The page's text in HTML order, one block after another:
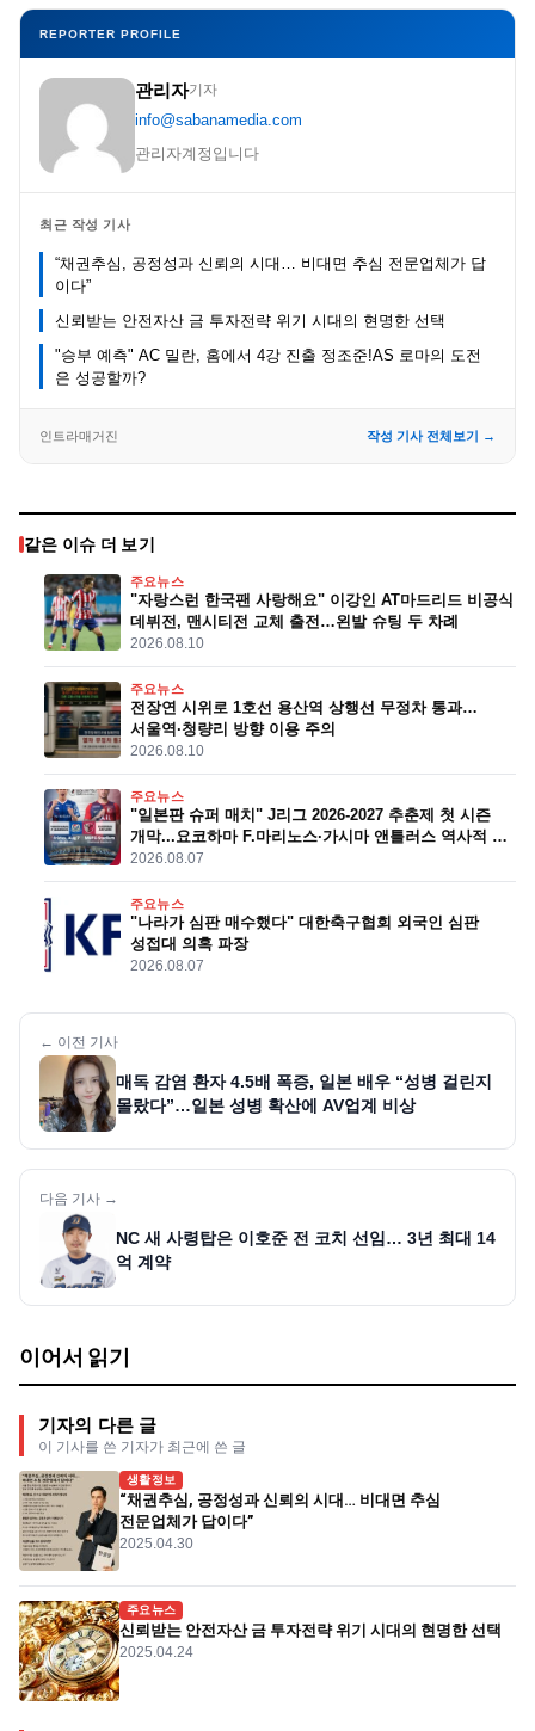
REPORTER PROFILE
관리자기자
info@sabanamedia.com
관리자계정입니다
최근 작성 기사
“채권추심, 공정성과 신뢰의 시대… 비대면 추심 전문업체가 답
이다”
신뢰받는 안전자산 금 투자전략 위기 시대의 현명한 선택
"승부 예측" AC 밀란, 홈에서 4강 진출 정조준!AS 로마의 도전
은 성공할까?
인트라매거진 작성 기사 전체보기 →
같은 이슈 더 보기
주요뉴스
"자랑스런 한국팬 사랑해요" 이강인 AT마드리드 비공식
데뷔전, 맨시티전 교체 출전…왼발 슈팅 두 차례
2026.08.10
주요뉴스
전장연 시위로 1호선 용산역 상행선 무정차 통과…
서울역·청량리 방향 이용 주의
2026.08.10
주요뉴스
"일본판 슈퍼 매치" J리그 2026-2027 추춘제 첫 시즌
개막...요코하마 F.마리노스·가시마 앤틀러스 역사적 첫
경기
2026.08.07
주요뉴스
"나라가 심판 매수했다" 대한축구협회 외국인 심판
성접대 의혹 파장
2026.08.07
← 이전 기사
매독 감염 환자 4.5배 폭증, 일본 배우 “성병 걸린지
몰랐다”…일본 성병 확산에 AV업계 비상
다음 기사 →
NC 새 사령탑은 이호준 전 코치 선임… 3년 최대 14
억 계약
이어서 읽기
기자의 다른 글
이 기사를 쓴 기자가 최근에 쓴 글
생활정보
“채권추심, 공정성과 신뢰의 시대… 비대면 추심
전문업체가 답이다”
2025.04.30
주요뉴스
신뢰받는 안전자산 금 투자전략 위기 시대의 현명한 선택
2025.04.24